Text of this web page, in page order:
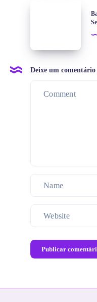
Deixe um comentário
Publicar